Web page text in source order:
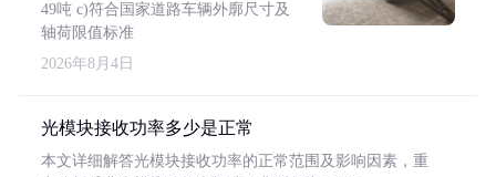
49吨 c)符合国家道路车辆外廓尺寸及
轴荷限值标准
2026年8月4日
光模块接收功率多少是正常
本文详细解答光模块接收功率的正常范围及影响因素，重